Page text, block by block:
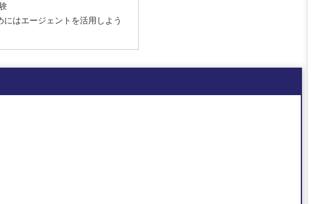
はエージェントを活用しよう